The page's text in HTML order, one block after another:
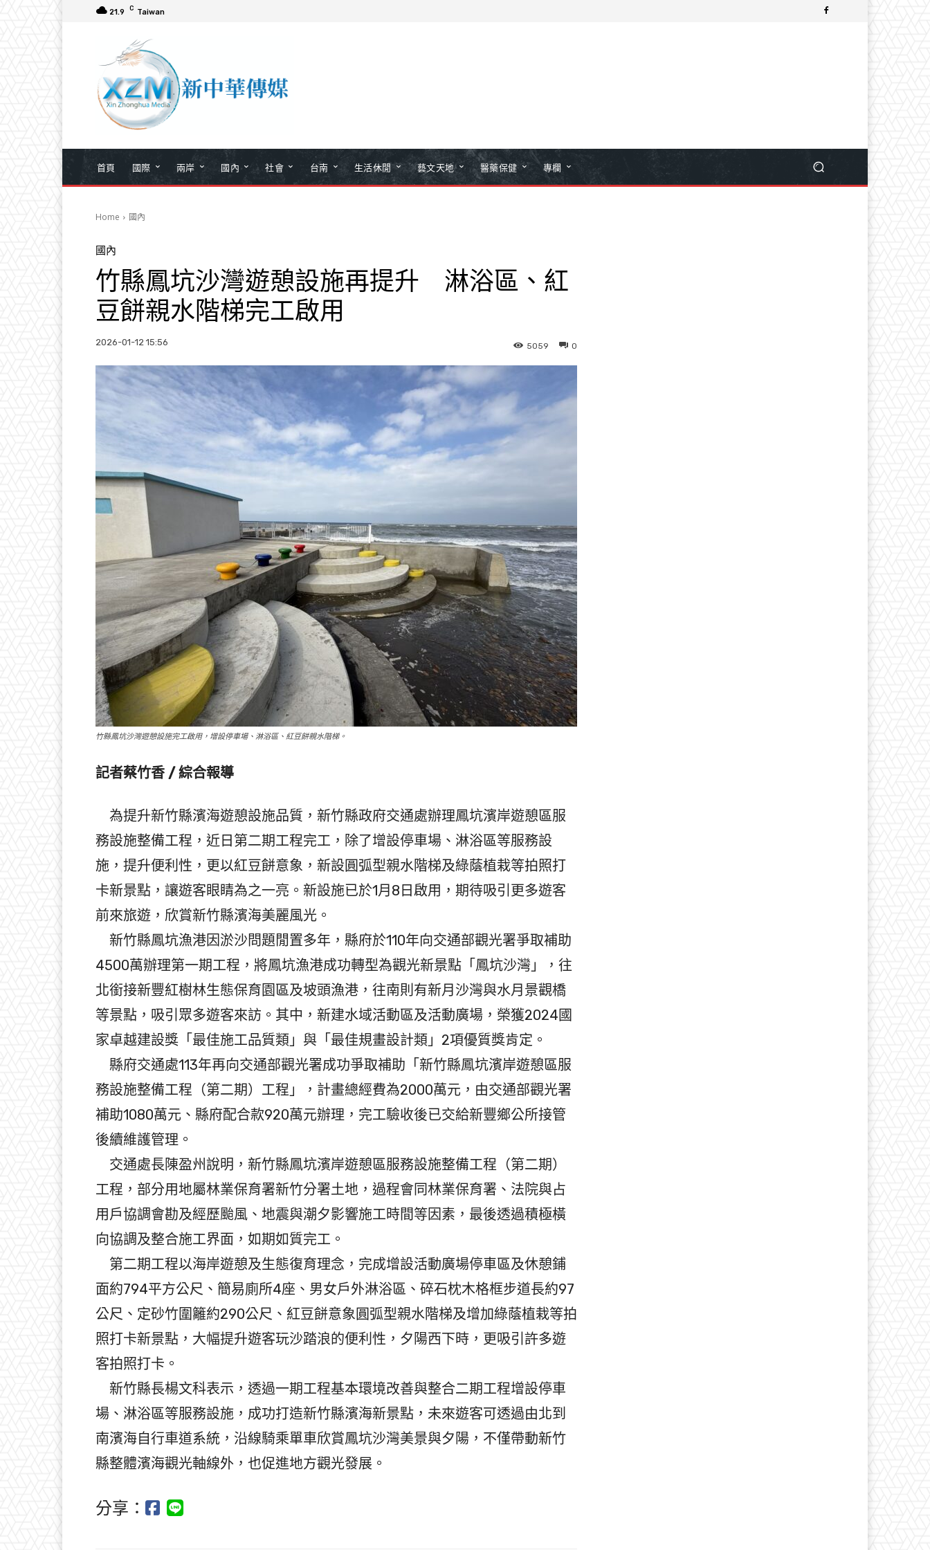
21.9 C Taiwan
首頁 國際 兩岸 國內 社會 台南 生活休閒 藝文天地 醫藥保健 專欄
Home 國內
國內
竹縣鳳坑沙灣遊憩設施再提升 淋浴區、紅
豆餅親水階梯完工啟用
2026-01-12 15:56 0
5059
竹縣鳳坑沙灣遊憩設施完工啟用，增設停車場、淋浴區、紅豆餅親水階梯。
記者蔡竹香 / 綜合報導
為提升新竹縣濱海遊憩設施品質，新竹縣政府交通處辦理鳳坑濱岸遊憩區服
務設施整備工程，近日第二期工程完工，除了增設停車場、淋浴區等服務設
施，提升便利性，更以紅豆餅意象，新設圓弧型親水階梯及綠蔭植栽等拍照打
卡新景點，讓遊客眼睛為之一亮。新設施已於1月8日啟用，期待吸引更多遊客
前來旅遊，欣賞新竹縣濱海美麗風光。
新竹縣鳳坑漁港因淤沙問題閒置多年，縣府於110年向交通部觀光署爭取補助
4500萬辦理第一期工程，將鳳坑漁港成功轉型為觀光新景點「鳳坑沙灣」，往
北銜接新豐紅樹林生態保育園區及坡頭漁港，往南則有新月沙灣與水月景觀橋
等景點，吸引眾多遊客來訪。其中，新建水域活動區及活動廣場，榮獲2024國
家卓越建設獎「最佳施工品質類」與「最佳規畫設計類」2項優質獎肯定。
縣府交通處113年再向交通部觀光署成功爭取補助「新竹縣鳳坑濱岸遊憩區服
務設施整備工程（第二期）工程」，計畫總經費為2000萬元，由交通部觀光署
補助1080萬元、縣府配合款920萬元辦理，完工驗收後已交給新豐鄉公所接管
後續維護管理。
交通處長陳盈州說明，新竹縣鳳坑濱岸遊憩區服務設施整備工程（第二期）
工程，部分用地屬林業保育署新竹分署土地，過程會同林業保育署、法院與占
用戶協調會勘及經歷颱風、地震與潮夕影響施工時間等因素，最後透過積極橫
向協調及整合施工界面，如期如質完工。
第二期工程以海岸遊憩及生態復育理念，完成增設活動廣場停車區及休憩鋪
面約794平方公尺、簡易廁所4座、男女戶外淋浴區、碎石枕木格框步道長約97
公尺、定砂竹圍籬約290公尺、紅豆餅意象圓弧型親水階梯及增加綠蔭植栽等拍
照打卡新景點，大幅提升遊客玩沙踏浪的便利性，夕陽西下時，更吸引許多遊
客拍照打卡。
新竹縣長楊文科表示，透過一期工程基本環境改善與整合二期工程增設停車
場、淋浴區等服務設施，成功打造新竹縣濱海新景點，未來遊客可透過由北到
南濱海自行車道系統，沿線騎乘單車欣賞鳳坑沙灣美景與夕陽，不僅帶動新竹
縣整體濱海觀光軸線外，也促進地方觀光發展。
分享：